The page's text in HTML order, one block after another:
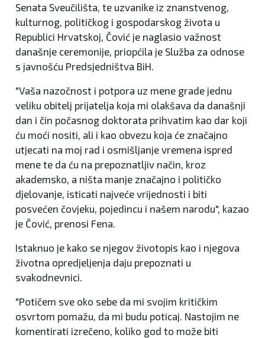
Senata Sveučilišta, te uzvanike iz znanstvenog,
kulturnog, političkog i gospodarskog života u
Republici Hrvatskoj, Čović je naglasio važnost
današnje ceremonije, priopćila je Služba za odnose
s javnošću Predsjedništva BiH.
"Vaša nazočnost i potpora uz mene grade jednu
veliku obitelj prijatelja koja mi olakšava da današnji
dan i čin počasnog doktorata prihvatim kao dar koji
ću moći nositi, ali i kao obvezu koja će značajno
utjecati na moj rad i osmišljanje vremena ispred
mene te da ću na prepoznatljiv način, kroz
akademsko, a ništa manje značajno i političko
djelovanje, isticati najveće vrijednosti i biti
posvećen čovjeku, pojedincu i našem narodu", kazao
je Čović, prenosi Fena.
Istaknuo je kako se njegov životopis kao i njegova
životna opredjeljenja daju prepoznati u
svakodnevnici.
"Potičem sve oko sebe da mi svojim kritičkim
osvrtom pomažu, da mi budu poticaj. Nastojim ne
komentirati izrečeno, koliko god to može biti